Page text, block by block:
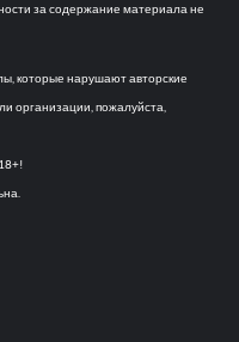
за содержание материала не
которые нарушают авторские
организации, пожалуйста,